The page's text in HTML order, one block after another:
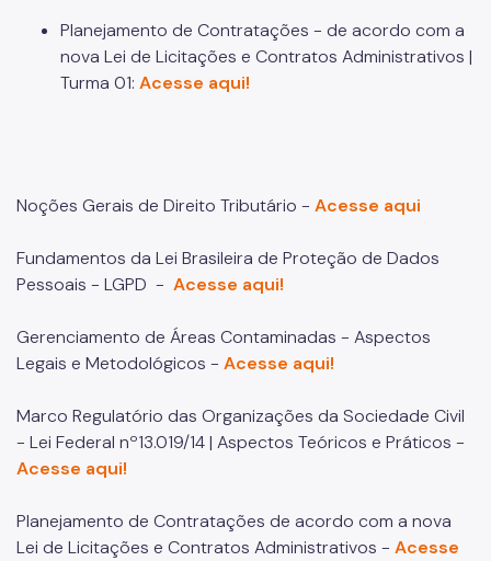
Planejamento de Contratações - de acordo com a
nova Lei de Licitações e Contratos Administrativos |
Turma 01: Acesse aqui!
Noções Gerais de Direito Tributário - Acesse aqui
Fundamentos da Lei Brasileira de Proteção de Dados
Pessoais - LGPD - Acesse aqui!
Gerenciamento de Áreas Contaminadas - Aspectos
Legais e Metodológicos - Acesse aqui!
Marco Regulatório das Organizações da Sociedade Civil
- Lei Federal nº13.019/14 | Aspectos Teóricos e Práticos -
Acesse aqui!
Planejamento de Contratações de acordo com a nova
Lei de Licitações e Contratos Administrativos - Acesse